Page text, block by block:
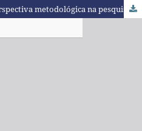
A grounded theory como perspectiva metodológica na pesquisa educacional: reflexões sobre possibilidades e limites